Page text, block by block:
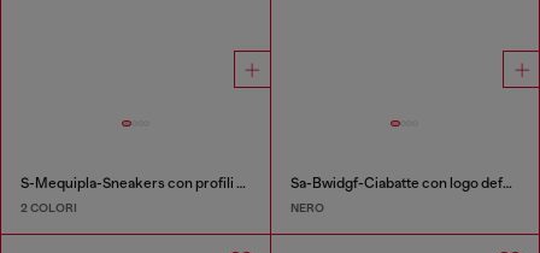
S-Mequipla-Sneakers con profili a contrasto
2 COLORI
Sa-Bwidgf-Ciabatte con logo deformato
NERO